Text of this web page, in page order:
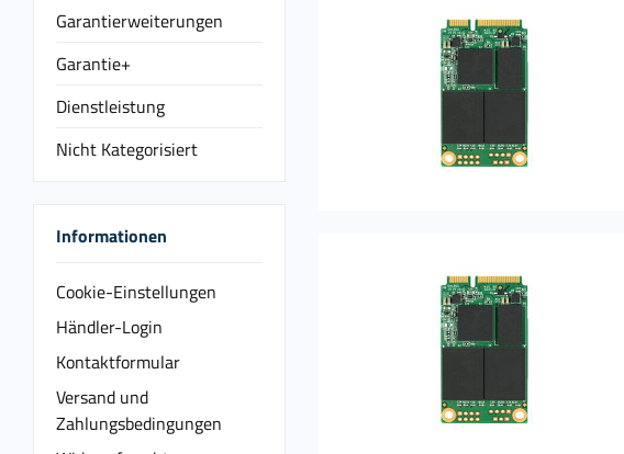
Garantierweiterungen
Garantie+
Dienstleistung
Nicht Kategorisiert
Informationen
Cookie-Einstellungen
Händler-Login
Kontaktformular
Versand und
Zahlungsbedingungen